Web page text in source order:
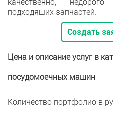
качественно,
подходящих запчастей.
Создать
Цена и описание услуг в
посудомоечных машин
Количество портфолио в